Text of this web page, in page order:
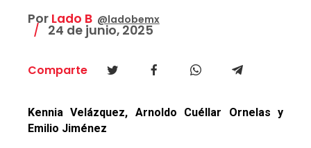
Por Lado B @ladobemx
24 de junio, 2025
Comparte
Kennia Velázquez, Arnoldo Cuéllar Ornelas y
Emilio Jiménez